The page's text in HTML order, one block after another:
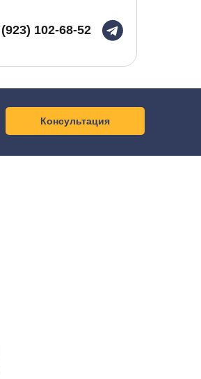
102-68-52
Консультация